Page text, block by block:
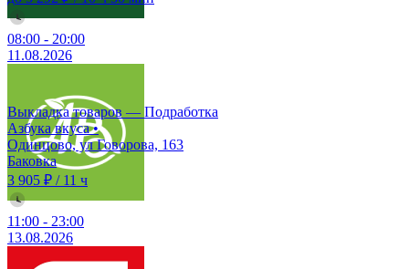
08:00 - 20:00
11.08.2026
Выкладка товаров — Подработка
Азбука вкуса•
Одинцово, ул Говорова, 163
Баковка
3 905 ₽ / 11 ч
11:00 - 23:00
13.08.2026